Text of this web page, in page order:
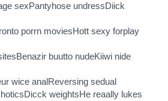
sexPantyhose undressDiick
porrn moviesHott sexy forplay
buutto nudeKiiwi nide
wice analReversing sedual
weightsHe reaally lukes